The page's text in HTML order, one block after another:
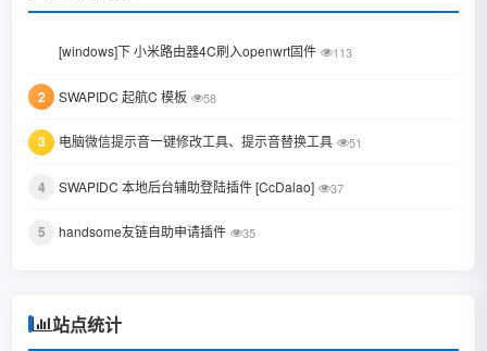
June 2022
February 2022
January 2022
October 2021
August 2021
July 2021
December 2020
[windows]下 小米路由器4C刷入openwrt固件 113
2 SWAPIDC 起航C 模板 58
3 电脑微信提示音一键修改工具、提示音替换工具 51
4 SWAPIDC 本地后台辅助登陆插件 [CcDalao] 37
5 handsome友链自助申请插件 35
站点统计